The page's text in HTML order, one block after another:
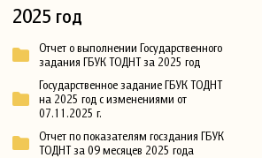
2025 год
Отчет о выполнении Государственного
задания ГБУК ТОДНТ за 2025 год
Государственное задание ГБУК ТОДНТ
на 2025 год с изменениями от
07.11.2025 г.
Отчет по показателям госздания ГБУК
ТОДНТ за 09 месяцев 2025 года